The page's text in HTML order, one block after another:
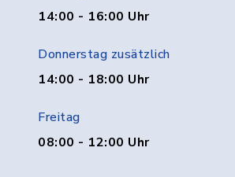
14:00 - 16:00 Uhr
Donnerstag zusätzlich
14:00 - 18:00 Uhr
Freitag
08:00 - 12:00 Uhr